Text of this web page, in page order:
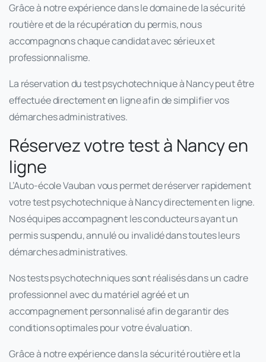
Grâce à notre expérience dans le domaine de la sécurité
routière et de la récupération du permis, nous
accompagnons chaque candidat avec sérieux et
professionnalisme.
La réservation du test psychotechnique à Nancy peut être
effectuée directement en ligne afin de simplifier vos
démarches administratives.
Réservez votre test à Nancy en
ligne
L’Auto-école Vauban vous permet de réserver rapidement
votre test psychotechnique à Nancy directement en ligne.
Nos équipes accompagnent les conducteurs ayant un
permis suspendu, annulé ou invalidé dans toutes leurs
démarches administratives.
Nos tests psychotechniques sont réalisés dans un cadre
professionnel avec du matériel agréé et un
accompagnement personnalisé afin de garantir des
conditions optimales pour votre évaluation.
Grâce à notre expérience dans la sécurité routière et la